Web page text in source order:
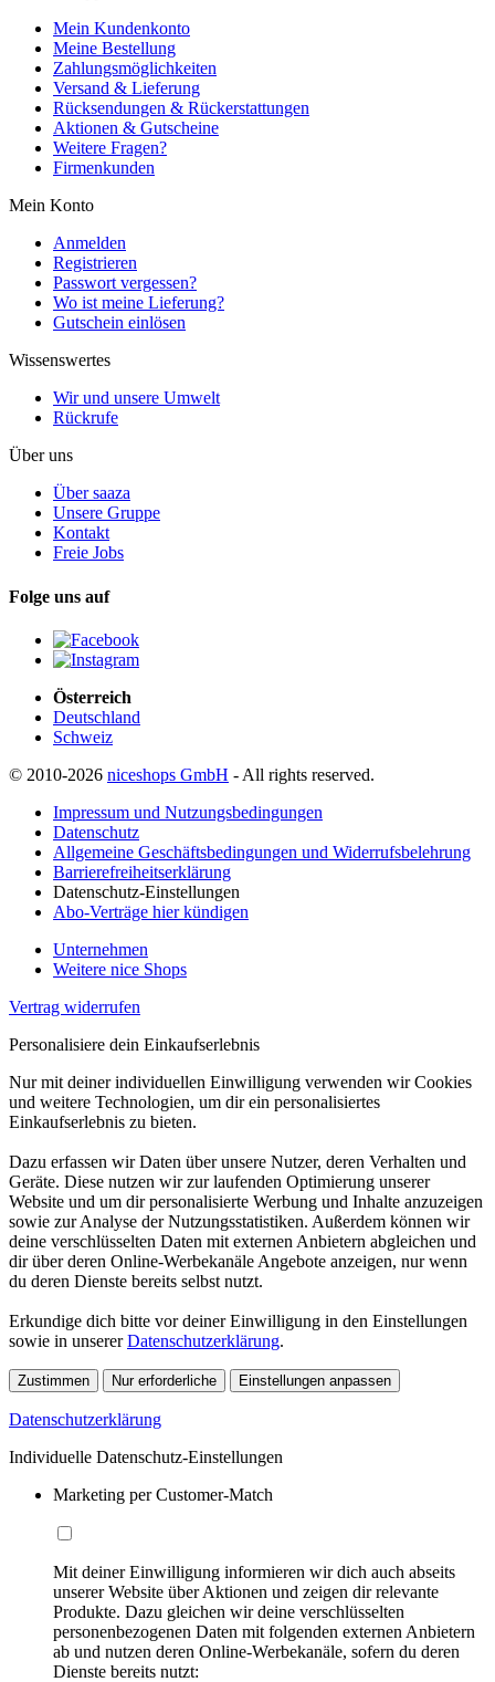
Mein Kundenkonto
Meine Bestellung
Zahlungsmöglichkeiten
Versand & Lieferung
Rücksendungen & Rückerstattungen
Aktionen & Gutscheine
Weitere Fragen?
Firmenkunden
Mein Konto
Anmelden
Registrieren
Passwort vergessen?
Wo ist meine Lieferung?
Gutschein einlösen
Wissenswertes
Wir und unsere Umwelt
Rückrufe
Über uns
Über saaza
Unsere Gruppe
Kontakt
Freie Jobs
Folge uns auf
Österreich
Deutschland
Schweiz
© 2010-2026 niceshops GmbH - All rights reserved.
Impressum und Nutzungsbedingungen
Datenschutz
Allgemeine Geschäftsbedingungen und Widerrufsbelehrung
Barrierefreiheitserklärung
Datenschutz-Einstellungen
Abo-Verträge hier kündigen
Unternehmen
Weitere nice Shops
Vertrag widerrufen
Personalisiere dein Einkaufserlebnis
Nur mit deiner individuellen Einwilligung verwenden wir Cookies
und weitere Technologien, um dir ein personalisiertes
Einkaufserlebnis zu bieten.
Dazu erfassen wir Daten über unsere Nutzer, deren Verhalten und
Geräte. Diese nutzen wir zur laufenden Optimierung unserer
Website und um dir personalisierte Werbung und Inhalte anzuzeigen
sowie zur Analyse der Nutzungsstatistiken. Außerdem können wir
deine verschlüsselten Daten mit externen Anbietern abgleichen und
dir über deren Online-Werbekanäle Angebote anzeigen, nur wenn
du deren Dienste bereits selbst nutzt.
Erkundige dich bitte vor deiner Einwilligung in den Einstellungen
sowie in unsererDatenschutzerklärung.
Zustimmen Nur erforderliche Einstellungen anpassen
Datenschutzerklärung
Individuelle Datenschutz-Einstellungen
Marketing per Customer-Match
Mit deiner Einwilligung informieren wir dich auch abseits
unserer Website über Aktionen und zeigen dir relevante
Produkte. Dazu gleichen wir deine verschlüsselten
personenbezogenen Daten mit folgenden externen Anbietern
ab und nutzen deren Online-Werbekanäle, sofern du deren
Dienste bereits nutzt: